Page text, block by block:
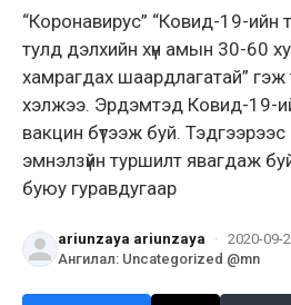
“Коронавирус” “Ковид-19-ийн
тулд дэлхийн хүн амын 30-60
хамрагдах шаардлагатай” гэж
хэлжээ. Эрдэмтэд Ковид-19-
вакцин бүтээж буй.
эмнэлзүйн туршилт явагдаж
буюу гуравдугаар
ariunzaya ariunzaya · 2020-09-
Ангилал: Uncategorized @mn